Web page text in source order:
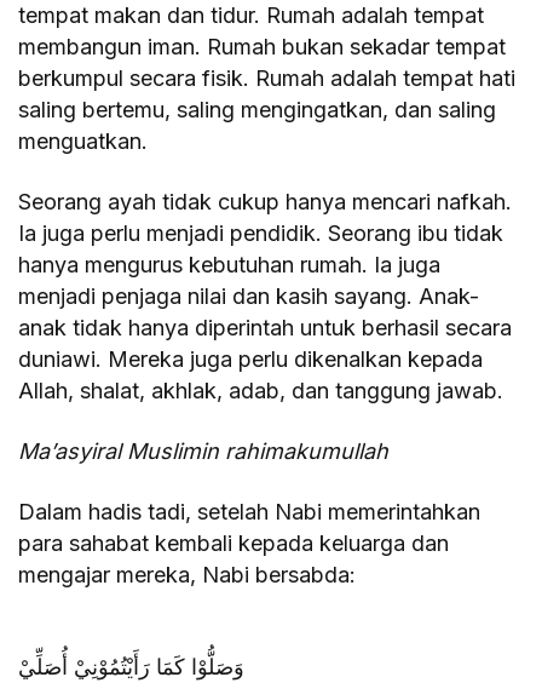
tempat makan dan tidur. Rumah adalah tempat
membangun iman. Rumah bukan sekadar tempat
berkumpul secara fisik. Rumah adalah tempat hati
saling bertemu, saling mengingatkan, dan saling
menguatkan.
Seorang ayah tidak cukup hanya mencari nafkah.
Ia juga perlu menjadi pendidik. Seorang ibu tidak
hanya mengurus kebutuhan rumah. Ia juga
menjadi penjaga nilai dan kasih sayang. Anak-
anak tidak hanya diperintah untuk berhasil secara
duniawi. Mereka juga perlu dikenalkan kepada
Allah, shalat, akhlak, adab, dan tanggung jawab.
Ma’asyiral Muslimin rahimakumullah
Dalam hadis tadi, setelah Nabi memerintahkan
para sahabat kembali kepada keluarga dan
mengajar mereka, Nabi bersabda:
وَصَلُّوْا كَمَا رَأَيْتُمُوْنِيْ أُصَلِّيْ